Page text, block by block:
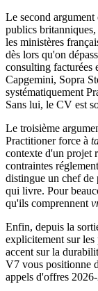
Le second argument
publics
les ministères
dès lors qu'on
consulting facturées
Capgemini, Sopra
systématiquement
Sans lui, le CV est
Le troisième
Practitioner force à
contexte d'un projet
contraintes
distingue un chef
qui livre. Pour
qu'ils comprennent
Enfin, depuis la
explicitement sur les
accent sur la
V7 vous positionne
appels d'offres